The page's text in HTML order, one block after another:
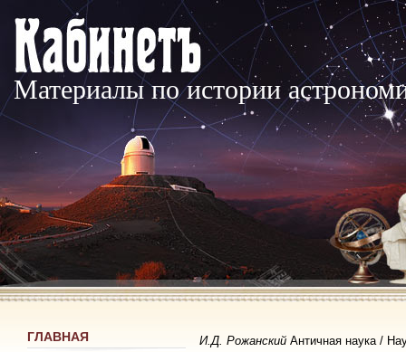
Материалы по истории
ГЛАВНАЯ
И.Д. Рожанский Античная наука /